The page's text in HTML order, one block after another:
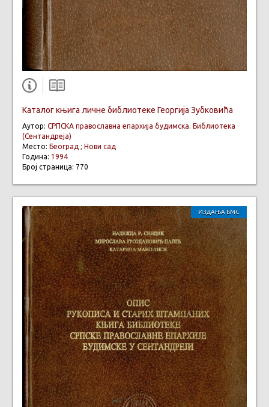
Каталог књига личне библиотеке Георгија Зубковића
Аутор: СРПСКА православна епархија будимска. Библиотека
(Сентандреја)
Место: Београд ; Нови сад
Година: 1994
Број страница: 770
ИЗДАЊА БМС